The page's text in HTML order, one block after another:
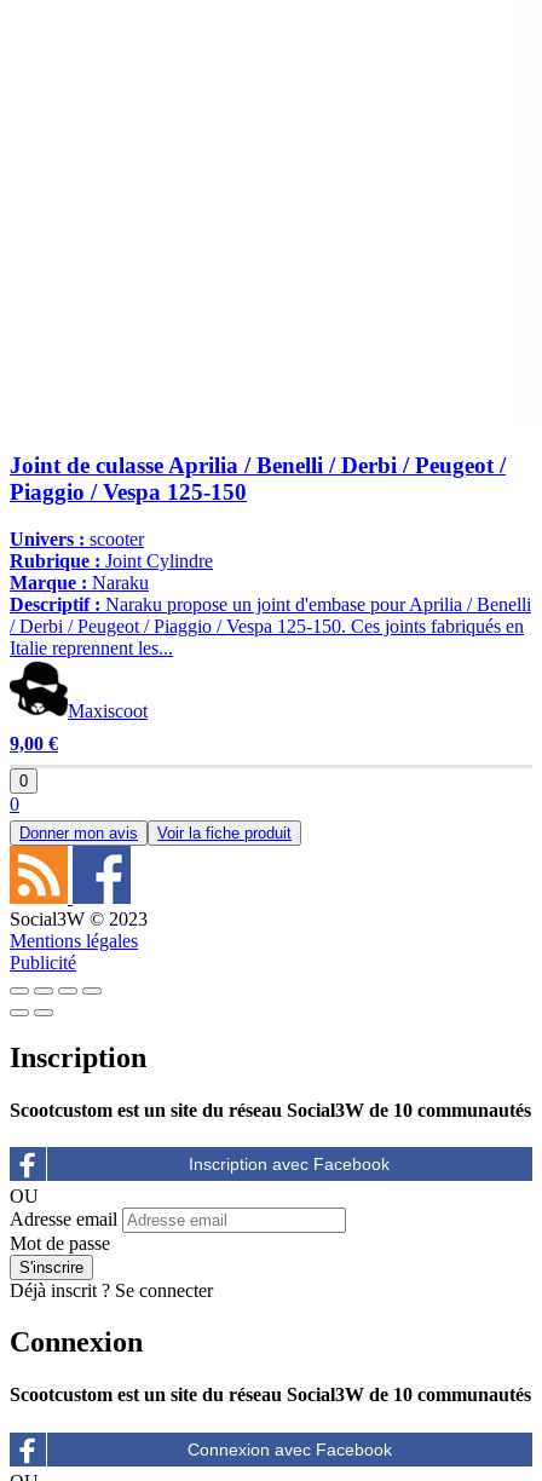
Joint de culasse Aprilia / Benelli / Derbi / Peugeot /
Piaggio / Vespa 125-150
Univers : scooter
Rubrique : Joint Cylindre
Marque : Naraku
Descriptif : Naraku propose un joint d'embase pour Aprilia / Benelli
/ Derbi / Peugeot / Piaggio / Vespa 125-150. Ces joints fabriqués en
Italie reprennent les...
Maxiscoot
9,00 €
0
0
Donner mon avis Voir la fiche produit
Social3W © 2023
Mentions légales
Publicité
Inscription
Scootcustom est un site du réseau Social3W de 10 communautés
OU
Adresse email
Mot de passe
Déjà inscrit ? Se connecter
Connexion
Scootcustom est un site du réseau Social3W de 10 communautés